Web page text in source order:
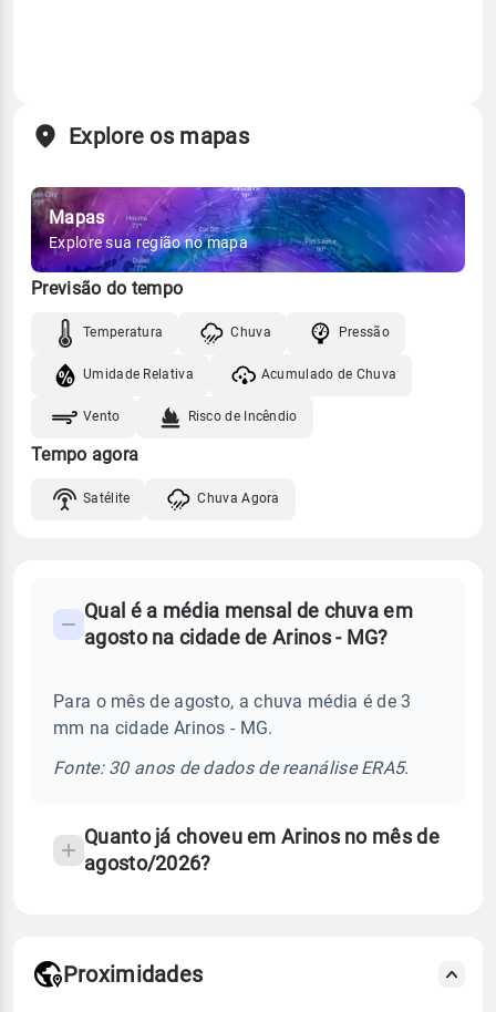
Explore os mapas
Mapas
Explore sua região no mapa
Previsão do tempo
Temperatura Chuva Pressão
Umidade Relativa Acumulado de Chuva
Vento Risco de Incêndio
Tempo agora
Satélite Chuva Agora
Perguntas
sobre
chuva
Qual é a média mensal de chuva em
agosto na cidade de Arinos - MG?
Para o mês de agosto, a chuva média é de 3
mm na cidade Arinos - MG.
Fonte: 30 anos de dados de reanálise ERA5.
Quanto já choveu em Arinos no mês de
agosto/2026?
Proximidades